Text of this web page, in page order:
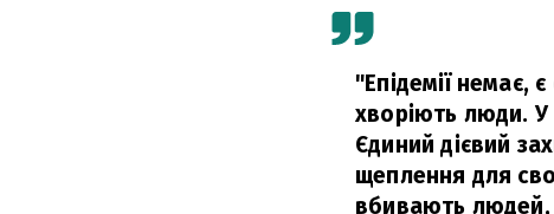
"Епідемії немає,
хворіють люди. У
Єдиний дієвий
щеплення для
вбивають людей,